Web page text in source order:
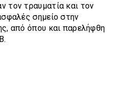
τον τραυματία και τον
σημείο στην
από όπου και παρελήφθη